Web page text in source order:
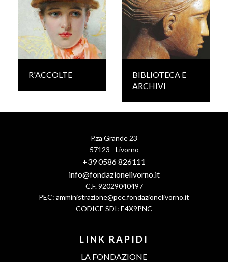
R'ACCOLTE
BIBLIOTECA E
ARCHIVI
P.za Grande 23
57123 - Livorno
+39 0586 826111
info@fondazionelivorno.it
C.F. 92029040497
PEC: amministrazione@pec.fondazionelivorno.it
CODICE SDI: E4X9PNC
LINK RAPIDI
LA FONDAZIONE